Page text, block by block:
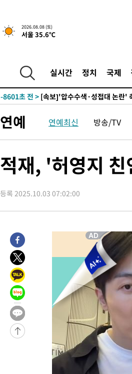
2026.08.08 (토)
서울 35.6℃
실시간 정치 국제
-17463초 전 >남자 농구, 나고야 아시안게임
-16839초 전 >여수 오동도 해상서 모터보트
주 날씨]
-10084초 전 >
축구협회 "압수수색·성접대
-8601초 전 >
송"
46분 전 >'최고 37도' 폭염 지속…강원동해
-32187초 전 >
온열질환 사망자 3명 늘어…
-26132초 전 >강릉에 시간당 81.4㎜ 물폭
-19949초 전 >
선재도서 해루질 나섰다 실
-16859초 전 >여수 오동도 해상서 모터보트
-13086초 전 >극한폭염 한풀 꺾이지만…'낮
-8621초 전 >
[속보]'압수수색·성접대 논란'
45분 전 >
'최고 37도' 폭염 지속…강원동해
2시간 전 >
[속보]뉴욕증시 상승 마감…S&P
연예 연예최신 방송/TV
적재, '허영지
등록 2025.10.03 07:02:00